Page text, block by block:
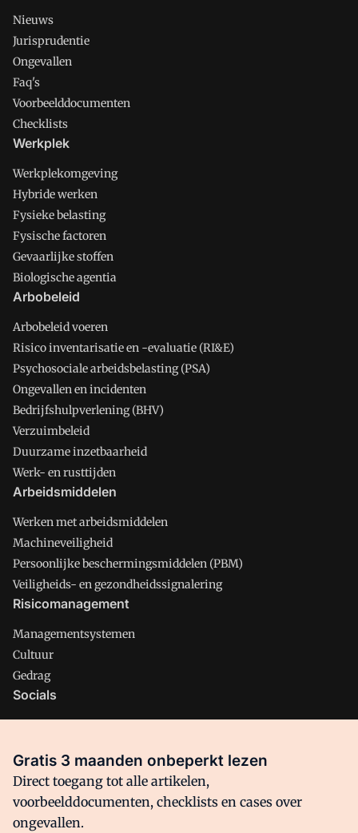
Nieuws
Jurisprudentie
Ongevallen
Faq's
Voorbeelddocumenten
Checklists
Werkplek
Werkplekomgeving
Hybride werken
Fysieke belasting
Fysische factoren
Gevaarlijke stoffen
Biologische agentia
Arbobeleid
Arbobeleid voeren
Risico inventarisatie en -evaluatie (RI&E)
Psychosociale arbeidsbelasting (PSA)
Ongevallen en incidenten
Bedrijfshulpverlening (BHV)
Verzuimbeleid
Duurzame inzetbaarheid
Werk- en rusttijden
Arbeidsmiddelen
Werken met arbeidsmiddelen
Machineveiligheid
Persoonlijke beschermingsmiddelen (PBM)
Veiligheids- en gezondheidssignalering
Risicomanagement
Managementsystemen
Cultuur
Gedrag
Socials
Facebook
Gratis 3 maanden onbeperkt lezen
Direct toegang tot alle artikelen,
voorbeelddocumenten, checklists en cases over
ongevallen.